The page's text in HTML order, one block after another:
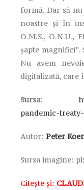
formă. Dar să
noastre și în
O.M.S., O.N.U.,
șapte
Nu avem
digitalizată, care
Sursa:
pandemic-
Autor: Peter
Sursa imagine:
Citește și: